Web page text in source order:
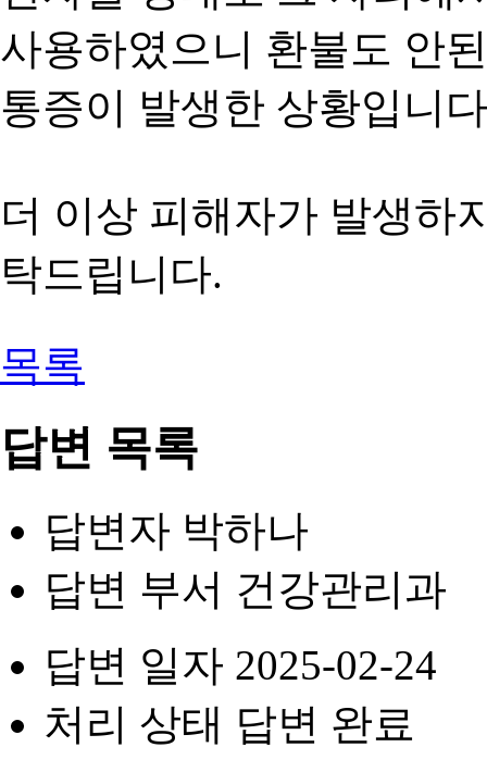
사용하였으니 환불도 안
통증이 발생한 상황입니
더 이상 피해자가 발생하
탁드립니다.
목록
답변 목록
답변자 박하나
답변 부서 건강관리과
답변 일자 2025-02-24
처리 상태 답변 완료